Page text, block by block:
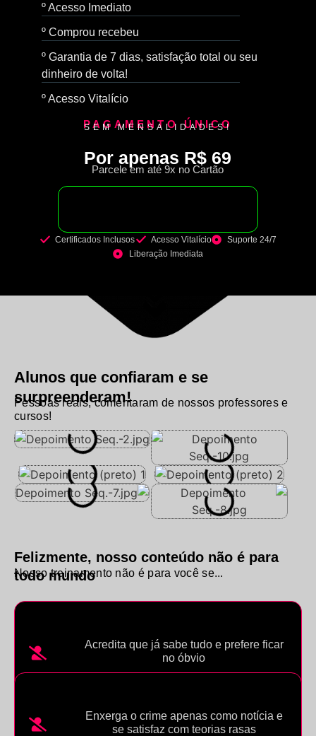
º Acesso Imediato
º Comprou recebeu
º Garantia de 7 dias, satisfação total ou seu
dinheiro de volta!
º Acesso Vitalício
PAGAMENTO ÚNICO
SEM MENSALIDADES!
Por apenas R$ 69
Parcele em até 9x no Cartão
Certificados Inclusos Acesso Vitalício
Suporte 24/7
Liberação Imediata
Alunos que confiaram e se
surpreenderam!
Pessoas reais, comentaram de nossos professores e
cursos!
Felizmente, nosso conteúdo não é para
todo mundo
Nosso treinamento não é para você se...
Acredita que já sabe tudo e prefere ficar
no óbvio
Enxerga o crime apenas como notícia e
se satisfaz com teorias rasas